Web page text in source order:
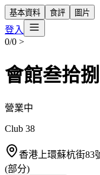
基本資料 食評 圖片
登入
0/0 >
會館叁拾捌
營業中
Club 38
香港上環蘇杭街83
(部分)